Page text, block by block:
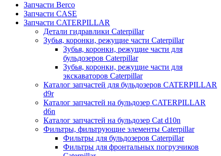
Запчасти Berco
Запчасти CASE
Запчасти CATERPILLAR
Детали гидравлики Caterpillar
Зубья, коронки, режущие части Caterpillar
Зубья, коронки, режущие части для
бульдозеров Caterpillar
Зубья, коронки, режущие части для
экскаваторов Caterpillar
Каталог запчастей для бульдозеров CATERPILLAR
d9r
Каталог запчастей на бульдозер CATERPILLAR
d6n
Каталог запчастей на бульдозер Сat d10n
Фильтры, фильтрующие элементы Caterpillar
Фильтры для бульдозеров Caterpillar
Фильтры для фронтальных погрузчиков